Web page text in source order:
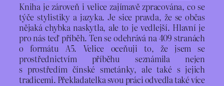
Kniha je zároveň i velice zajímavě zpracována, co se
týče stylistiky a jazyka. Je sice pravda, že se občas
nějaká chybka naskytla, ale to je vedlejší. Hlavní je
pro nás teď příběh. Ten se odehrává na 409 stranách
o formátu A5. Velice oceňuji to, že jsem se
prostřednictvím příběhu seznámila nejen
s prostředím čínské smetánky, ale také s jejich
tradicemi. Překladatelka svou práci odvedla také více